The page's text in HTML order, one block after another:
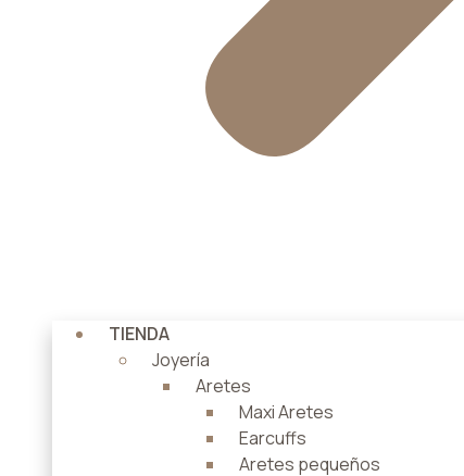
TIENDA
Joyería
Aretes
Maxi Aretes
Earcuffs
Aretes pequeños